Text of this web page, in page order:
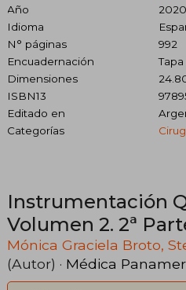
Año
2020
Idioma
N° páginas
992
Encuadernación
Dimensiones
ISBN13
Editado en
Categorías
Instrumentación
Volumen 2. 2ª
Mónica Graciela Broto,
(Autor) · Médica